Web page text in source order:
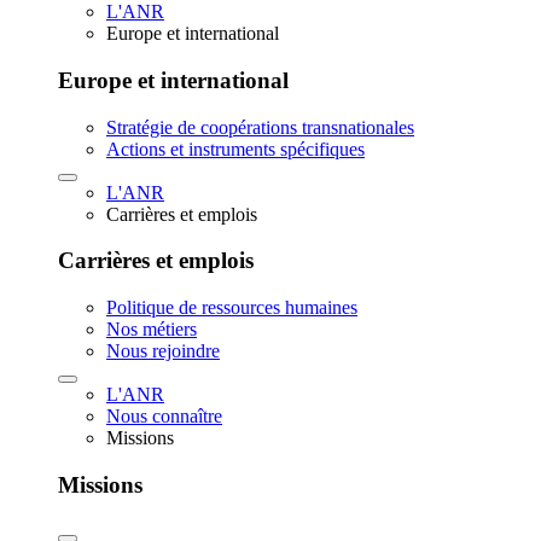
L'ANR
Europe et international
Europe et international
Stratégie de coopérations transnationales
Actions et instruments spécifiques
L'ANR
Carrières et emplois
Carrières et emplois
Politique de ressources humaines
Nos métiers
Nous rejoindre
L'ANR
Nous connaître
Missions
Missions